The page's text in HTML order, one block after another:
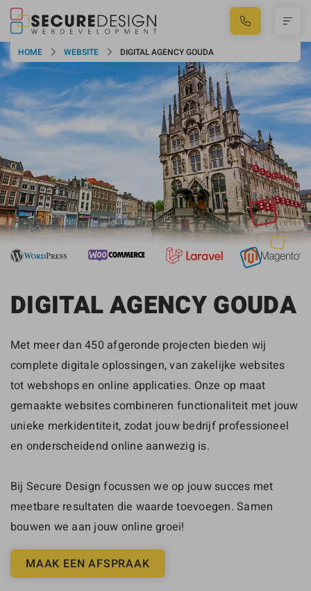
HOME WEBSITE DIGITAL AGENCY GOUDA
DIGITAL AGENCY GOUDA
Met meer dan 450 afgeronde projecten bieden wij
complete digitale oplossingen, van zakelijke websites
tot webshops en online applicaties. Onze op maat
gemaakte websites combineren functionaliteit met jouw
unieke merkidentiteit, zodat jouw bedrijf professioneel
en onderscheidend online aanwezig is.
Bij Secure Design focussen we op jouw succes met
meetbare resultaten die waarde toevoegen. Samen
bouwen we aan jouw online groei!
MAAK EEN AFSPRAAK